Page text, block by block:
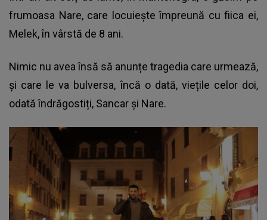
frumoasa Nare, care locuiește împreună cu fiica ei,
Melek, în vârstă de 8 ani.
Nimic nu avea însă să anunțe tragedia care urmează,
și care le va bulversa, încă o dată, viețile celor doi,
odată îndrăgostiți, Sancar și Nare.